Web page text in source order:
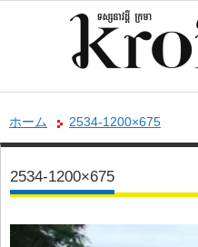
ホーム 2534-1200×675
2534-1200×675